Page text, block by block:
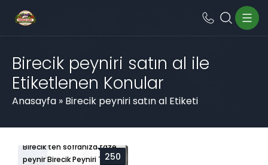
Birecik peyniri satın al ile
Etiketlenen Konular
Anasayfa » Birecik peyniri satın al Etiketi
Birecik'ten sofranıza taze
peynir Birecik Peyniri Taze
250